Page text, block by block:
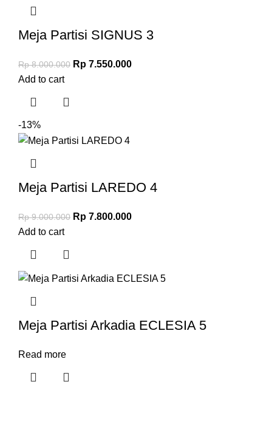
Meja Partisi SIGNUS 3
Rp8.000.000 Rp 7.550.000
Add to cart
-13%
Meja Partisi LAREDO 4
Rp9.000.000 Rp 7.800.000
Add to cart
Meja Partisi Arkadia ECLESIA 5
Read more